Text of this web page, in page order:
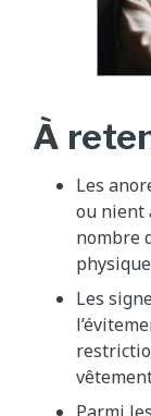
À
Les
ou nient
nombre
Les